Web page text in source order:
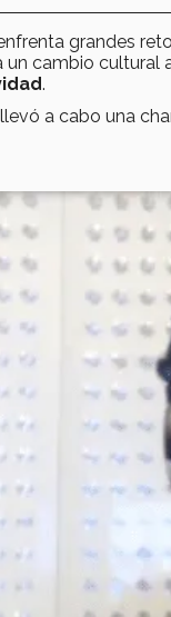
grandes
un cambio cultural
.
llevó a cabo una